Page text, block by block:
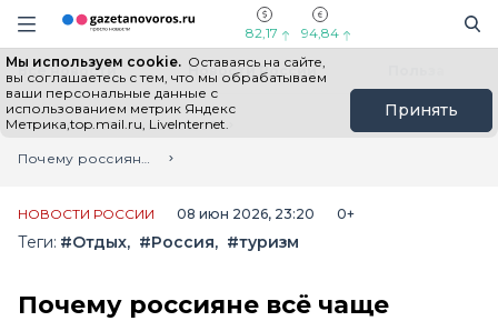
Информационный портал "ГазетаНоворос.ру"
Навигация сайта
82,17 94,84
Мы используем cookie. Оставаясь на сайте,
вы соглашаетесь с тем, что мы обрабатываем
ваши персональные данные с
использованием метрик Яндекс
Метрика,top.mail.ru, LiveInternet.
Принять
Все новости Новости России
Главная
Лента новостей
Почему россияне всё чаще выбирают заграницу: главные проблемы отдыха в России
НОВОСТИ РОССИИ 08 июн 2026, 23:20 0+
Теги: #Отдых #Россия #туризм
Почему россияне всё чаще